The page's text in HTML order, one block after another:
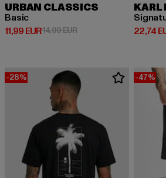
URBAN CLASSICS
Basic
11,99 EUR
Derzeitiger Preis: 11,99 EUR
14,99 EURAktionspreis: 14,99 EUR
KARL
22,74
-28% -47%